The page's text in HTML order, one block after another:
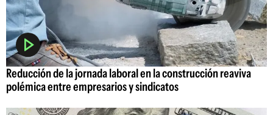
Reducción de la jornada laboral en la construcción reaviva
polémica entre empresarios y sindicatos